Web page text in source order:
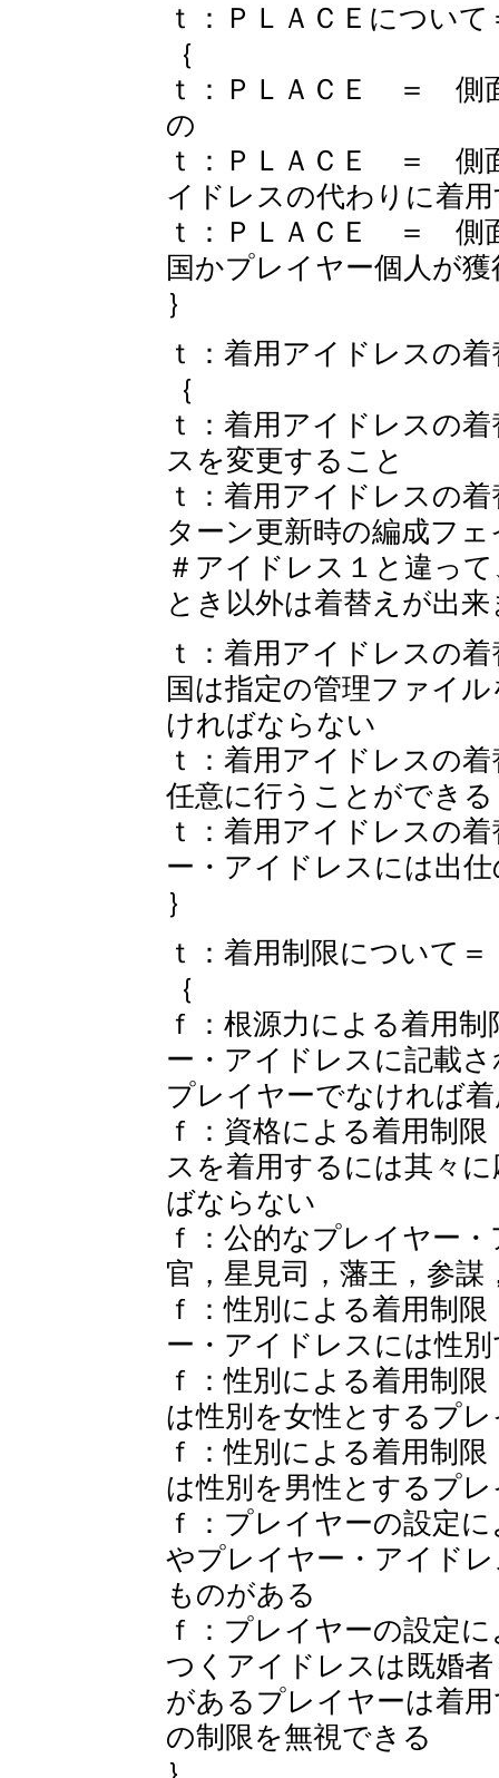
ｔ：ＰＬＡＣＥについて
｛
ｔ：ＰＬＡＣＥ ＝ 側
の
ｔ：ＰＬＡＣＥ ＝ 側
イドレスの代わりに着
ｔ：ＰＬＡＣＥ ＝ 側
国かプレイヤー個人が
｝
ｔ：着用アイドレスの
｛
ｔ：着用アイドレスの
スを変更すること
ｔ：着用アイドレスの
ターン更新時の編成フ
＃アイドレス１と違っ
とき以外は着替えが出
ｔ：着用アイドレスの
国は指定の管理ファイ
ければならない
ｔ：着用アイドレスの
任意に行うことができる
ｔ：着用アイドレスの
ー・アイドレスには出
｝
ｔ：着用制限について＝
｛
ｆ：根源力による着用
ー・アイドレスに記載
プレイヤーでなければ
ｆ：資格による着用制
スを着用するには其々
ばならない
ｆ：公的なプレイヤー
官，星見司，藩王，参謀
ｆ：性別による着用制
ー・アイドレスには性
ｆ：性別による着用制
は性別を女性とするプ
ｆ：性別による着用制
は性別を男性とするプ
ｆ：プレイヤーの設定
やプレイヤー・アイド
ものがある
ｆ：プレイヤーの設定
つくアイドレスは既婚
があるプレイヤーは着
の制限を無視できる